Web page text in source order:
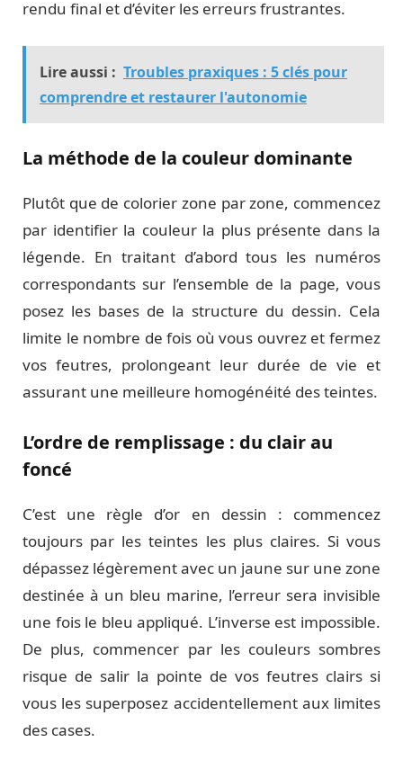
rendu final et d’éviter les erreurs frustrantes.
Lire aussi : Troubles praxiques : 5 clés pour
comprendre et restaurer l'autonomie
La méthode de la couleur dominante
Plutôt que de colorier zone par zone, commencez
par identifier la couleur la plus présente dans la
légende. En traitant d’abord tous les numéros
correspondants sur l’ensemble de la page, vous
posez les bases de la structure du dessin. Cela
limite le nombre de fois où vous ouvrez et fermez
vos feutres, prolongeant leur durée de vie et
assurant une meilleure homogénéité des teintes.
L’ordre de remplissage : du clair au
foncé
C’est une règle d’or en dessin : commencez
toujours par les teintes les plus claires. Si vous
dépassez légèrement avec un jaune sur une zone
destinée à un bleu marine, l’erreur sera invisible
une fois le bleu appliqué. L’inverse est impossible.
De plus, commencer par les couleurs sombres
risque de salir la pointe de vos feutres clairs si
vous les superposez accidentellement aux limites
des cases.